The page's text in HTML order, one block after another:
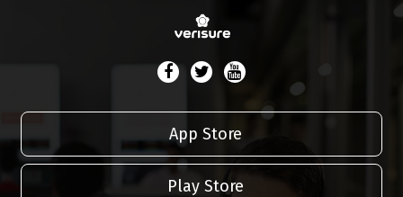
App Store
Play Store